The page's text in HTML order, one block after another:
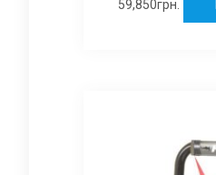
59,850грн.